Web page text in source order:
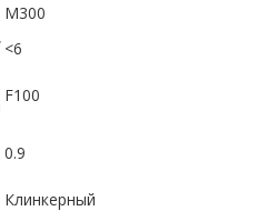
М300
<6
F100
0.9
Клинкерный